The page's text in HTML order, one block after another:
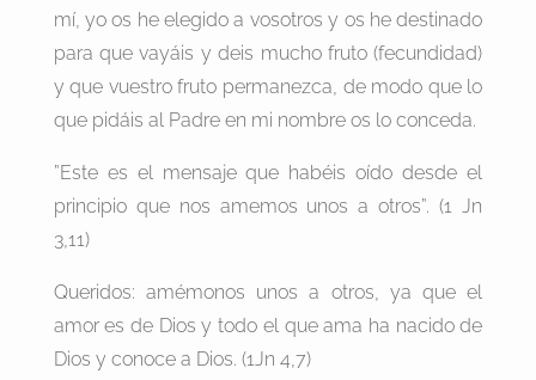
mí, yo os he elegido a vosotros y os he destinado
para que vayáis y deis mucho fruto (fecundidad)
y que vuestro fruto permanezca, de modo que lo
que pidáis al Padre en mi nombre os lo conceda.
”Este es el mensaje que habéis oído desde el
principio que nos amemos unos a otros”. (1 Jn
3,11)
Queridos: amémonos unos a otros, ya que el
amor es de Dios y todo el que ama ha nacido de
Dios y conoce a Dios. (1Jn 4,7)